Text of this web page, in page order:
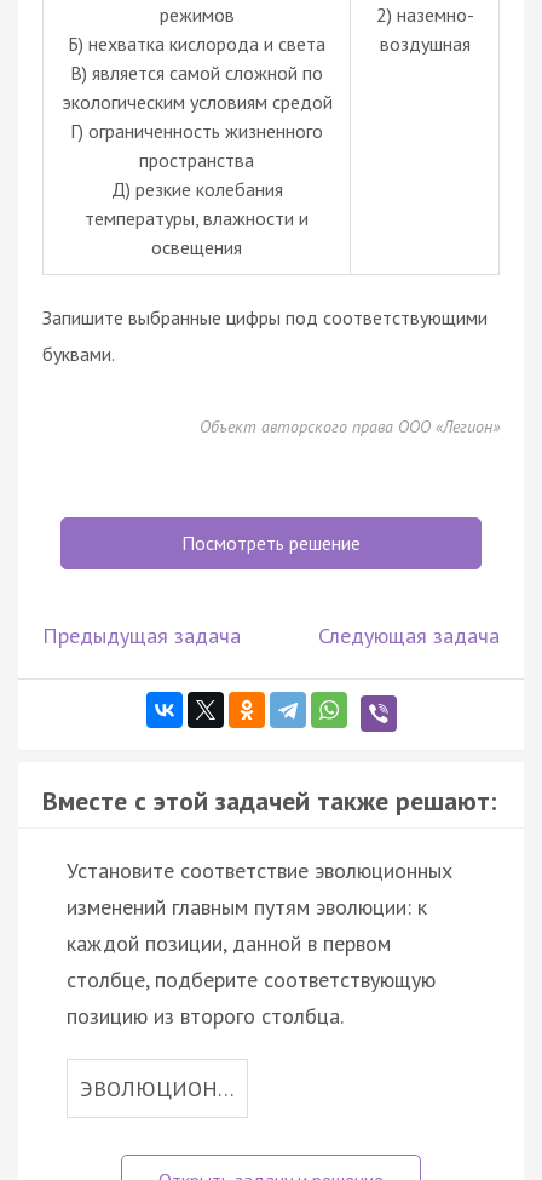
режимов
Б) нехватка кислорода и света
В) является самой сложной по
экологическим условиям средой
Г) ограниченность жизненного
пространства
Д) резкие колебания
температуры, влажности и
освещения
2) наземно-
воздушная
Запишите выбранные цифры под соответствующими
буквами.
Объект авторского права ООО «Легион»
Посмотреть решение
Предыдущая задача Следующая задача
Вместе с этой задачей также решают:
Установите соответствие эволюционных
изменений главным путям эволюции: к
каждой позиции, данной в первом
столбце, подберите соответствующую
позицию из второго столбца.
ЭВОЛЮЦИОН…